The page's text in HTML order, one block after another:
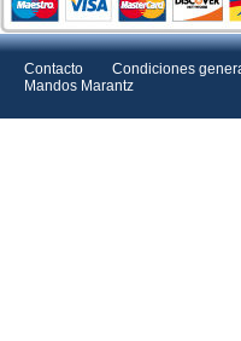
Contacto Condiciones
Mandos Marantz